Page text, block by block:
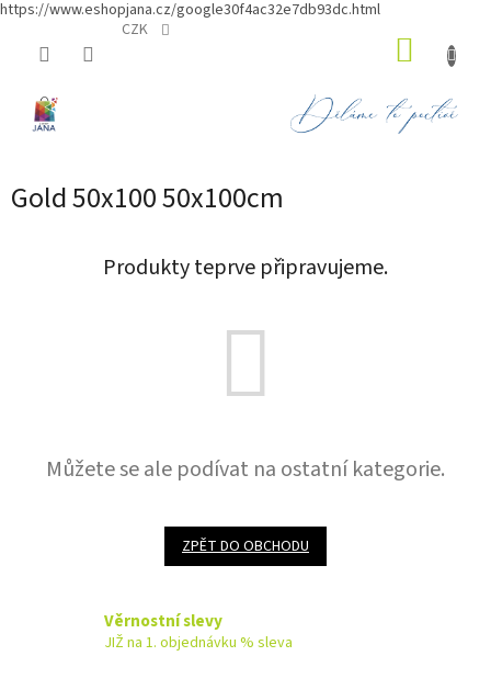
https://www.eshopjana.cz/google30f4ac32e7db93dc.html
CZK
Gold 50x100 50x100cm
Produkty teprve připravujeme.
Můžete se ale podívat na ostatní kategorie.
ZPĚT DO OBCHODU
Věrnostní slevy
JIŽ na 1. objednávku % sleva